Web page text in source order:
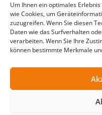
Um Ihnen ein optimales
wie Cookies, um
zuzugreifen. Wenn Sie diesen
Daten wie das Surfverhalten
verarbeiten. Wenn Sie Ihre
können bestimmte Merkmale
Bewerbung St. Gallen
Vakanzmeldung St.
© 2026 Stellentreff AG